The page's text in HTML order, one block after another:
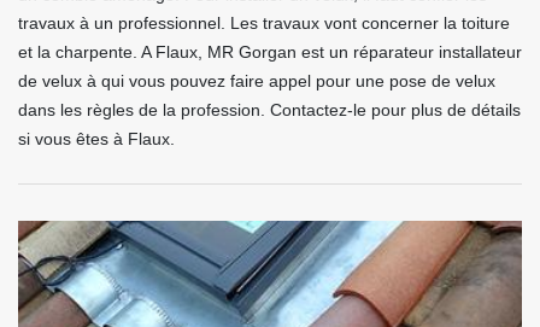
travaux à un professionnel. Les travaux vont concerner la toiture
et la charpente. A Flaux, MR Gorgan est un réparateur installateur
de velux à qui vous pouvez faire appel pour une pose de velux
dans les règles de la profession. Contactez-le pour plus de détails
si vous êtes à Flaux.